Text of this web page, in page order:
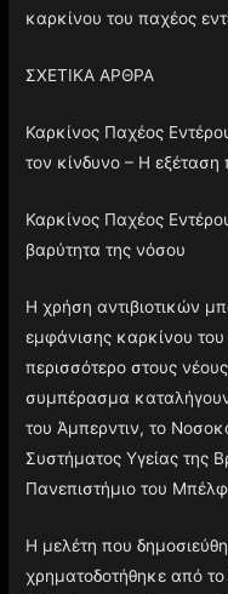
καρκίνου του παχέος
ΣΧΕΤΙΚΑ ΑΡΘΡΑ
Καρκίνος Παχέος
τον κίνδυνο – Η εξέταση
Καρκίνος Παχέος
βαρύτητα της νόσου
Η χρήση αντιβιοτικών
εμφάνισης καρκίνου
περισσότερο στους
συμπέρασμα
του Άμπερντιν, το
Συστήματος Υγείας της
Πανεπιστήμιο του
Η μελέτη που
χρηματοδοτήθηκε από